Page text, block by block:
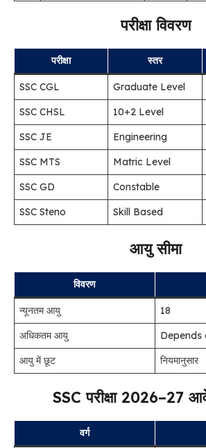
परीक्षा विवरण
परीक्षा स्तर
SSC CGL Graduate Level
SSC CHSL
10+2 Level
SSC JE
Engineering
SSC MTS
Matric Level
SSC GD
Constable
SSC Steno
Skill Based
आयु सीमा
विवरण
न्यूनतम आयु
18
अधिकतम आयु
Depends
आयु में छूट
नियमानुसार
SSC परीक्षा 2026–27
वर्ग